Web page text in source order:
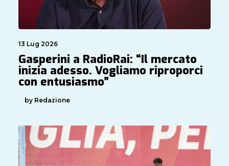
13 Lug 2026
Gasperini a RadioRai: “Il mercato
inizia adesso. Vogliamo riproporci
con entusiasmo”
by Redazione